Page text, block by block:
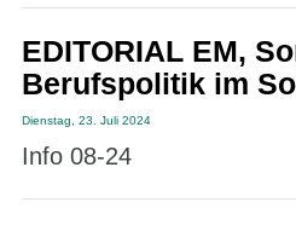
EDITORIAL EM,
Berufspolitik im
Dienstag, 23. Juli 2024
Info 08-24